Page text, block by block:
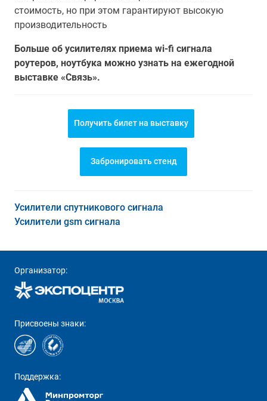
стоимость, но при этом гарантируют высокую
производительность
Больше об усилителях приема wi-fi сигнала
роутеров, ноутбука можно узнать на ежегодной
выставке «Связь».
Получить билет на выставку
Забронировать стенд
Усилители спутникового сигнала
Усилители gsm сигнала
Организатор:
Присвоены знаки:
Поддержка: